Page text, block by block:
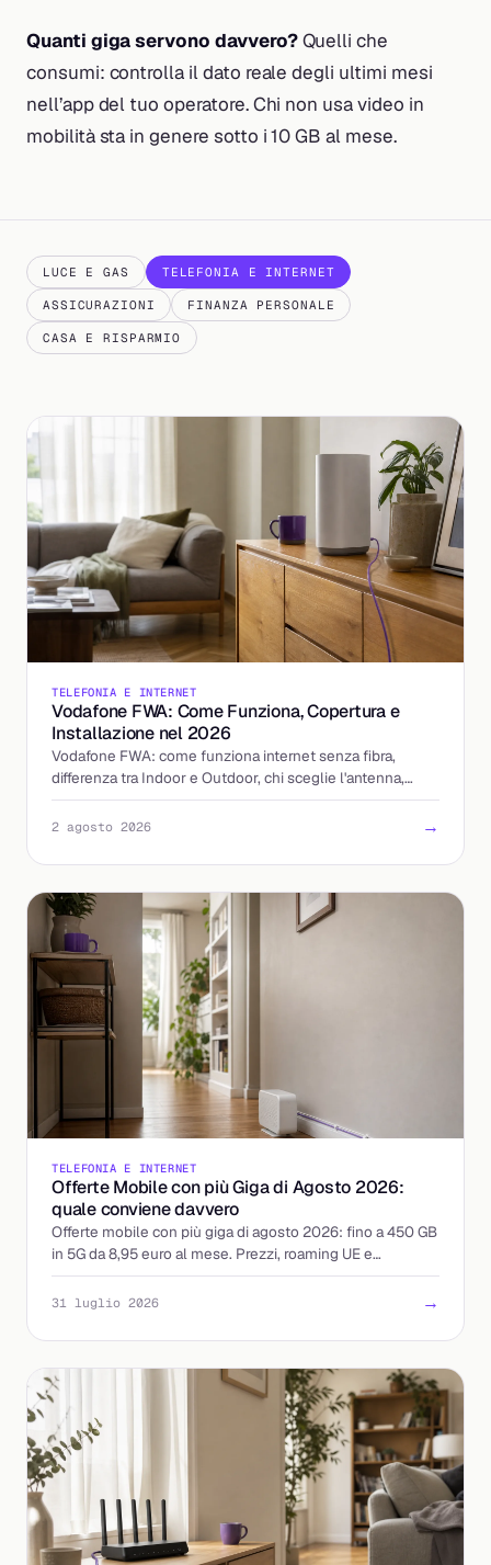
Quanti giga servono davvero?Quelli che
consumi: controlla il dato reale degli ultimi mesi
nell’app del tuo operatore. Chi non usa video in
mobilità sta in genere sotto i 10 GB al mese.
LUCE E GAS TELEFONIA E INTERNET
ASSICURAZIONI FINANZA PERSONALE
CASA E RISPARMIO
TELEFONIA E INTERNET
Vodafone FWA: Come Funziona, Copertura e
Installazione nel 2026
Vodafone FWA: come funziona internet senza fibra,
differenza tra Indoor e Outdoor, chi sceglie l'antenna,
tempi di installazione e costi aggiornati al 2026.
2 agosto 2026 →
TELEFONIA E INTERNET
Offerte Mobile con più Giga di Agosto 2026:
quale conviene davvero
Offerte mobile con più giga di agosto 2026: fino a 450 GB
in 5G da 8,95 euro al mese. Prezzi, roaming UE e
attivazione a confronto, con il costo reale per giga.
31 luglio 2026 →